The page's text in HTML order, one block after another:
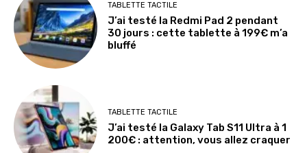
TABLETTE TACTILE
J’ai testé la Redmi Pad 2 pendant
30 jours : cette tablette à 199€ m’a
bluffé
TABLETTE TACTILE
J’ai testé la Galaxy Tab S11 Ultra à 1
200€ : attention, vous allez craquer